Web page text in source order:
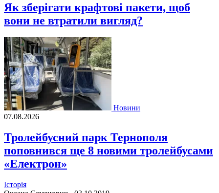
Як зберігати крафтові пакети, щоб
вони не втратили вигляд?
Новини
07.08.2026
Тролейбусний парк Тернополя
поповнився ще 8 новими тролейбусами
«Електрон»
Історія